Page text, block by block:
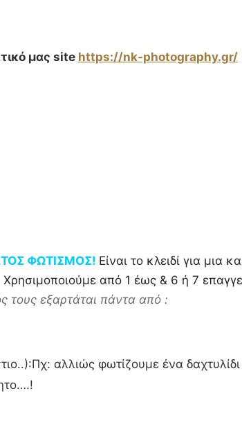
μας site https://nk-photography.gr/
ΦΩΤΙΣΜΟΣ! Είναι το κλειδί για μια
από 1 έως & 6 ή 7
τους εξαρτάται πάντα από :
αλλιώς φωτίζουμε ένα